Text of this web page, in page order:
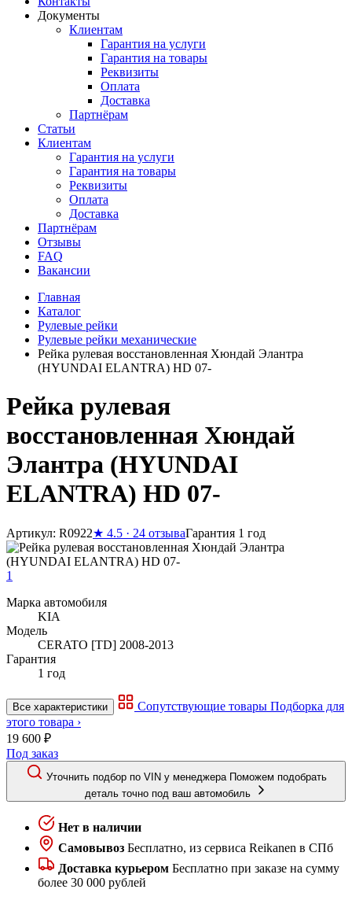
Документы
Клиентам
Гарантия на услуги
Гарантия на товары
Реквизиты
Оплата
Доставка
Партнёрам
Статьи
Клиентам
Гарантия на услуги
Гарантия на товары
Реквизиты
Оплата
Доставка
Партнёрам
Отзывы
FAQ
Вакансии
Главная
Каталог
Рулевые рейки
Рулевые рейки механические
Рейка рулевая восстановленная Хюндай Элантра
(HYUNDAI ELANTRA) HD 07-
Рейка рулевая
восстановленная Хюндай
Элантра (HYUNDAI
ELANTRA) HD 07-
Артикул: R0922★ 4.5 · 24 отзываГарантия 1 год
1
Марка автомобиля
KIA
Модель
CERATO [TD] 2008-2013
Гарантия
1 год
Все характеристики Сопутствующие товары Подборка для
этого товара ›
19 600 ₽
Под заказ
Уточнить подбор по VIN у менеджера Поможем подобрать
деталь точно под ваш автомобиль
Нет в наличии
Самовывоз Бесплатно, из сервиса Reikanen в СПб
Доставка курьером Бесплатно при заказе на сумму
более 30 000 рублей